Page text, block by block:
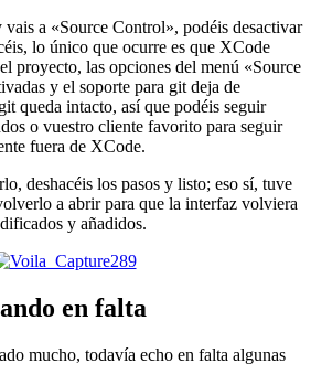
vais a «Source Control», podéis desactivar
lo único que ocurre es que XCode
proyecto, las opciones del menú «Source
y el soporte para git deja de
queda intacto, así que podéis seguir
o vuestro cliente favorito para seguir
fuera de XCode.
deshacéis los pasos y listo; eso sí, tuve
a abrir para que la interfaz volviera
y añadidos.
en falta
mucho, todavía echo en falta algunas